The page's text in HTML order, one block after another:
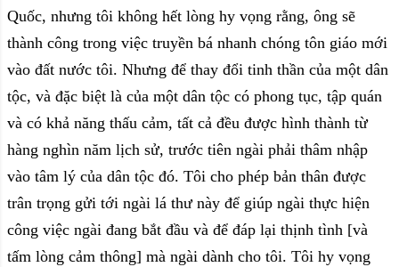
Quốc, nhưng tôi không hết lòng hy vọng rằng, ông sẽ
thành công trong việc truyền bá nhanh chóng tôn giáo mới
vào đất nước tôi. Nhưng để thay đổi tinh thần của một dân
tộc, và đặc biệt là của một dân tộc có phong tục, tập quán
và có khả năng thấu cảm, tất cả đều được hình thành từ
hàng nghìn năm lịch sử, trước tiên ngài phải thâm nhập
vào tâm lý của dân tộc đó. Tôi cho phép bản thân được
trân trọng gửi tới ngài lá thư này để giúp ngài thực hiện
công việc ngài đang bắt đầu và để đáp lại thịnh tình [và
tấm lòng cảm thông] mà ngài dành cho tôi. Tôi hy vọng